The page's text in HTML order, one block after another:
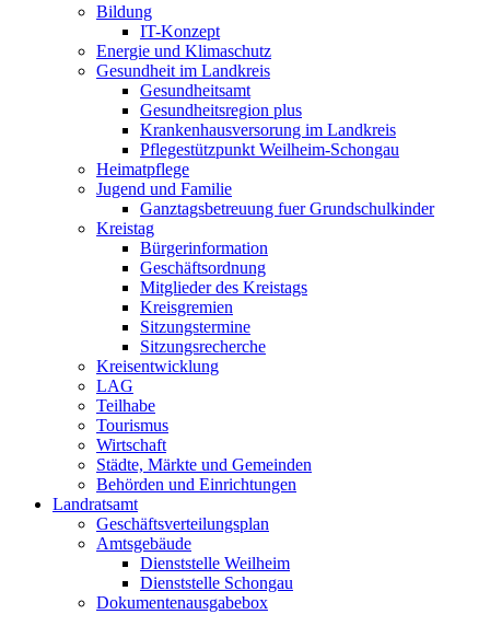
Bildung
IT-Konzept
Energie und Klimaschutz
Gesundheit im Landkreis
Gesundheitsamt
Gesundheitsregion plus
Krankenhausversorung im Landkreis
Pflegestützpunkt Weilheim-Schongau
Heimatpflege
Jugend und Familie
Ganztagsbetreuung fuer Grundschulkinder
Kreistag
Bürgerinformation
Geschäftsordnung
Mitglieder des Kreistags
Kreisgremien
Sitzungstermine
Sitzungsrecherche
Kreisentwicklung
LAG
Teilhabe
Tourismus
Wirtschaft
Städte, Märkte und Gemeinden
Behörden und Einrichtungen
Landratsamt
Geschäftsverteilungsplan
Amtsgebäude
Dienststelle Weilheim
Dienststelle Schongau
Dokumentenausgabebox